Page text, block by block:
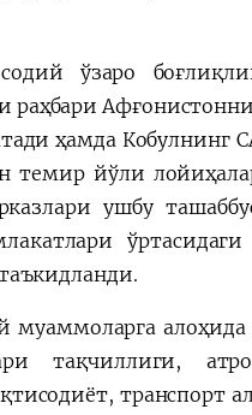
ўзаро
раҳбари
ҳамда Кобулнинг
темир йўли
ушбу
муаммоларга
тақчиллиги,
транспорт